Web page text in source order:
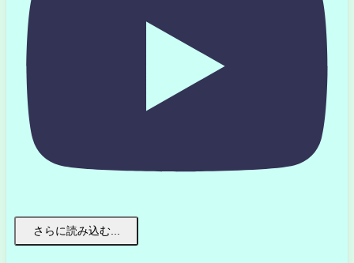
さらに読み込む...